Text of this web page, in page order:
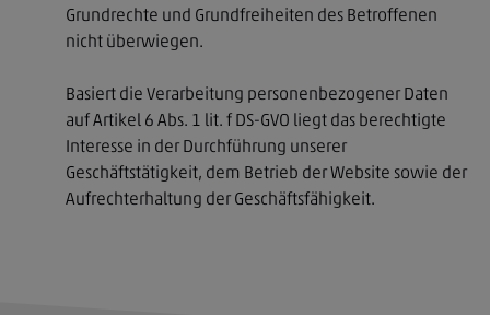
Grundrechte und Grundfreiheiten des Betroffenen
nicht überwiegen.
Basiert die Verarbeitung personenbezogener Daten
auf Artikel 6 Abs. 1 lit. f DS-GVO liegt das berechtigte
Interesse in der Durchführung unserer
Geschäftstätigkeit, dem Betrieb der Website sowie der
Aufrechterhaltung der Geschäftsfähigkeit.